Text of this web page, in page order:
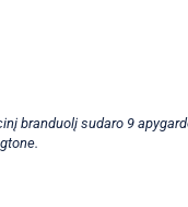
branduolį sudaro 9